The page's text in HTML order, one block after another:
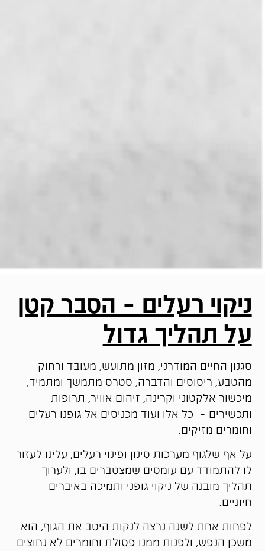
ניקוי רעלים – הסבר קטן
על תהליך גדול
סגנון החיים המודרני, מזון מתועש, מעובד ורחוק
מהטבע, ריסוסים והדברה, סטרס מתמשך ומתמיד,
מיכשור אלקטוני וקרינה, זיהום אוויר, תרופות
ותכשירים – כל אלו ועוד מכניסים אל גופנו רעלים
וחומרים מזיקים.
על אף שלגוף מערכות סינון ופינוי רעלים, עלינו לעזור
לו להתמודד עם עומסים שמצטברים בו, ולערוך
תהליך מובנה של ניקוי גופני ותמיכה באיברים
חיוניים.
לפחות אחת לשנה נרצה לנקות היטב את הגוף, הוא
משכן הנפש, ולפנות ממנו פסולת וחומרים לא נחוצים